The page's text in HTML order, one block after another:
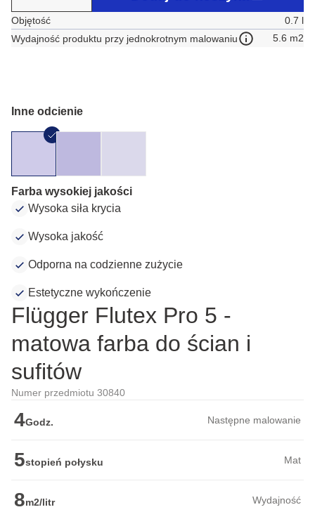
Objętość
0.7 l
Wydajność produktu przy jednokrotnym malowaniu
5.6 m2
Inne odcienie
Farba wysokiej jakości
Wysoka siła krycia
Wysoka jakość
Odporna na codzienne zużycie
Estetyczne wykończenie
Flügger Flutex Pro 5 -
matowa farba do ścian i
sufitów
Numer przedmiotu 30840
4Godz. Następne malowanie
5stopień połysku Mat
8m2/litr Wydajność